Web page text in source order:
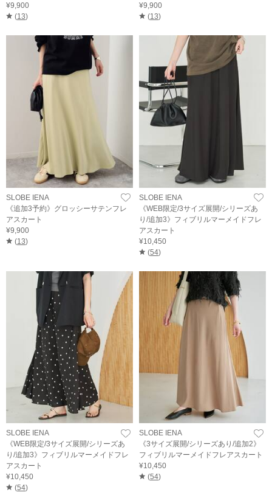
¥9,900
(13)
¥9,900
(13)
SLOBE IENA
《追加3予約》グロッシーサテンフレ
アスカート
¥9,900
(13)
SLOBE IENA
《WEB限定/3サイズ展開/シリーズあ
り/追加3》フィブリルマーメイドフレ
アスカート
¥10,450
(54)
SLOBE IENA
《WEB限定/3サイズ展開/シリーズあ
り/追加3》フィブリルマーメイドフレ
アスカート
¥10,450
(54)
SLOBE IENA
《3サイズ展開/シリーズあり/追加2》
フィブリルマーメイドフレアスカート
¥10,450
(54)